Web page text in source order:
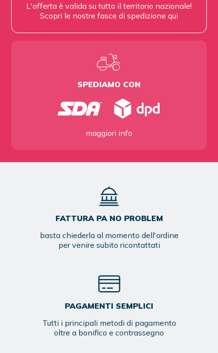
L'offerta è valida su tutto il territorio nazionale!
Scopri le nostre fasce di spedizione qui
SPEDIAMO CON
maggiori info
FATTURA PA NO PROBLEM
basta chiederla al momento dell'ordine
per venire subito ricontattati
PAGAMENTI SEMPLICI
Tutti i principali metodi di pagamento
oltre a bonifico e contrassegno